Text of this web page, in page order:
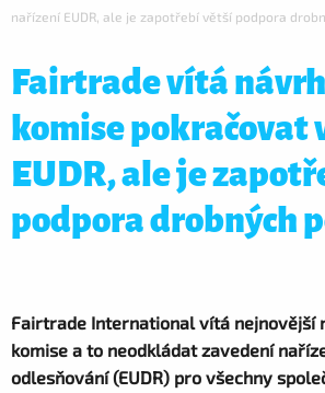
nařízení EUDR, ale je zapotřebí větší podpora
Fairtrade vítá
komise pokračovat
EUDR, ale je
podpora drobných
Fairtrade International vítá nejnovější
komise a to neodkládat zavedení
odlesňování (EUDR) pro všechny